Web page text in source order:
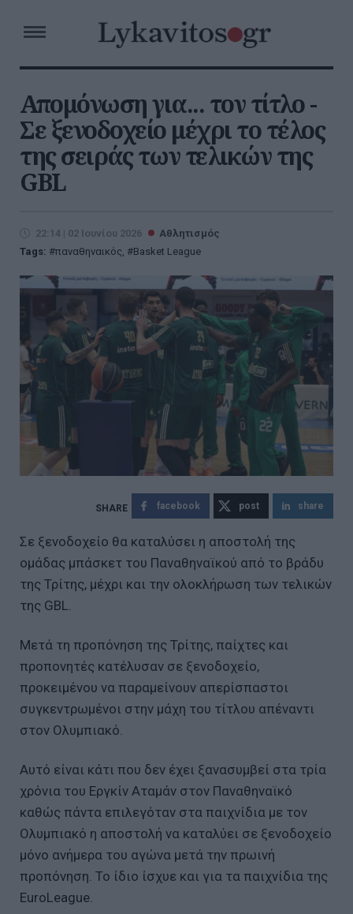
Απομόνωση για... τον τίτλο -
Σε ξενοδοχείο μέχρι το τέλος
της σειράς των τελικών της
GBL
22:14 | 02 Ιουνίου 2026
Αθλητισμός
Tags:
παναθηναικός, Basket League
facebook post share
Σε ξενοδοχείο θα καταλύσει η αποστολή της
ομάδας μπάσκετ του Παναθηναϊκού από το βράδυ
της Τρίτης, μέχρι και την ολοκλήρωση των τελικών
της GBL.
Μετά τη προπόνηση της Τρίτης, παίχτες και
προπονητές κατέλυσαν σε ξενοδοχείο,
προκειμένου να παραμείνουν απερίσπαστοι
συγκεντρωμένοι στην μάχη του τίτλου απέναντι
στον Ολυμπιακό.
Αυτό είναι κάτι που δεν έχει ξανασυμβεί στα τρία
χρόνια του Εργκίν Αταμάν στον Παναθηναϊκό
καθώς πάντα επιλεγόταν στα παιχνίδια με τον
Ολυμπιακό η αποστολή να καταλύει σε ξενοδοχείο
μόνο ανήμερα του αγώνα μετά την πρωινή
προπόνηση. Το ίδιο ίσχυε και για τα παιχνίδια της
EuroLeague.